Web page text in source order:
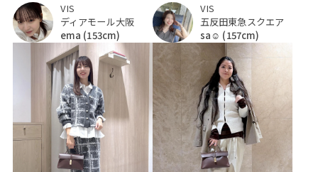
VIS
ディアモール大阪
ema (153cm)
VIS
五反田東急スクエア
sa☺︎ (157cm)